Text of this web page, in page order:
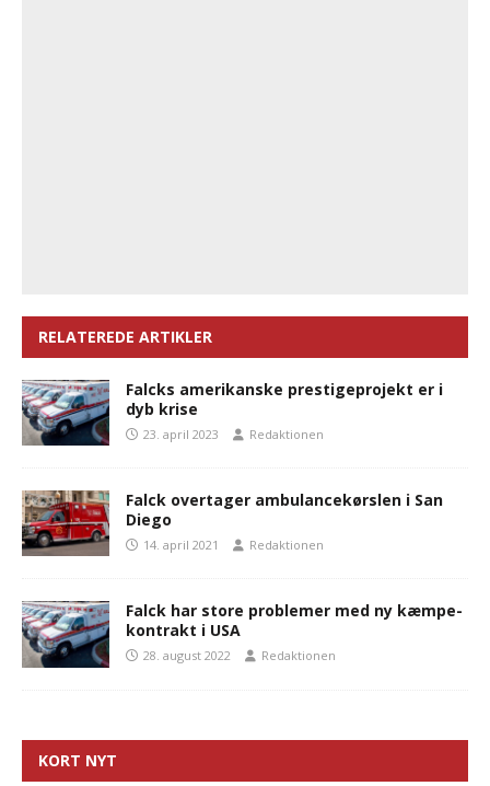
RELATEREDE ARTIKLER
Falcks amerikanske prestigeprojekt er i
dyb krise
23. april 2023 Redaktionen
Falck overtager ambulancekørslen i San
Diego
14. april 2021 Redaktionen
Falck har store problemer med ny kæmpe-
kontrakt i USA
28. august 2022 Redaktionen
KORT NYT